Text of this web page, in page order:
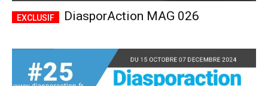
Accès complet
DiasporAction MAG 026